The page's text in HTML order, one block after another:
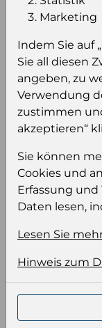
Sie
sehen und/
Einloggen
Wählen Sie
Keiner
Marketing
Indem Sie auf
Sie all diesen
angeben, zu
Verwendung
zustimmen
akzeptieren“
Sie können
Cookies und
Erfassung
Daten lesen,
Lesen Sie
Hinweis zum